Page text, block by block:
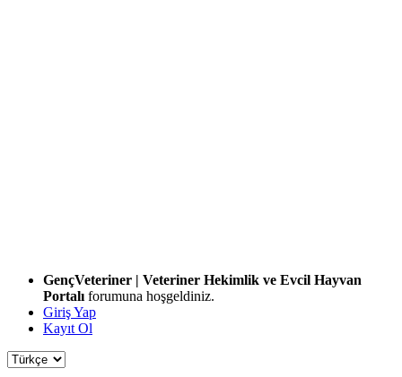
GençVeteriner | Veteriner Hekimlik ve Evcil Hayvan
Portalı forumuna hoşgeldiniz.
Giriş Yap
Kayıt Ol